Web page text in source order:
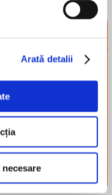
Arată detalii